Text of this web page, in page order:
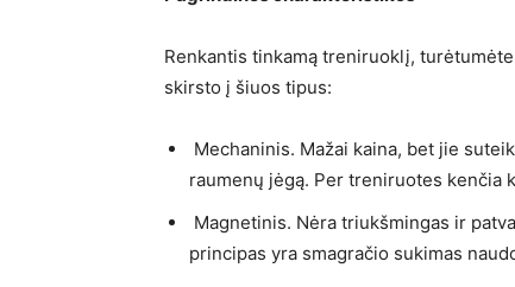
Renkantis tinkamą treniruoklį,
skirsto į šiuos tipus:
Mechaninis. Mažai kaina, bet jie
raumenų jėgą. Per treniruotes kenčia
Magnetinis. Nėra triukšmingas ir
principas yra smagračio sukimas